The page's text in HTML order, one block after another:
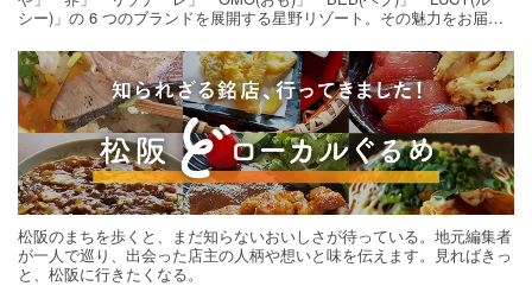
シー)」の 6 つのブランドを展開する星野リゾート。その魅力をお届け
松阪のまちを歩くと、まだ知らないおいしさが待っている。地元編集者
が一人で巡り、出会った店主の人柄や想いと味を伝えます。見ればきっ
と、松阪に行きたくなる。